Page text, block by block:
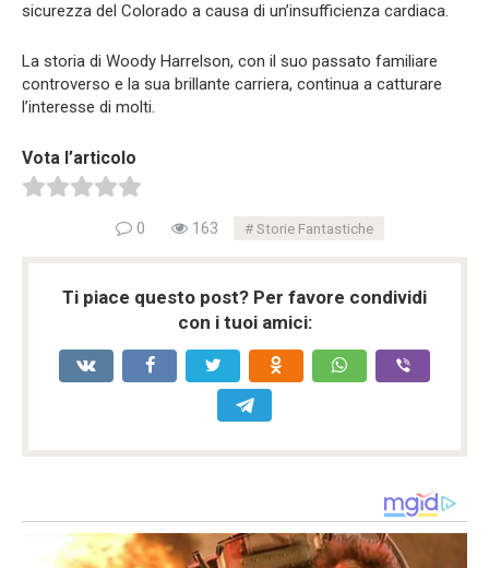
sicurezza del Colorado a causa di un’insufficienza cardiaca.
La storia di Woody Harrelson, con il suo passato familiare
controverso e la sua brillante carriera, continua a catturare
l’interesse di molti.
Vota l’articolo
0 163 Storie Fantastiche
Ti piace questo post? Per favore condividi
con i tuoi amici: